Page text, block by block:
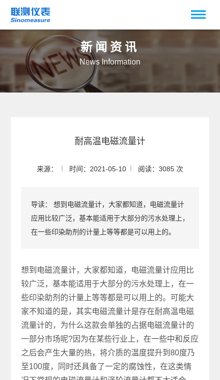
新闻资讯
News Information
耐高温电磁流量计
来源： 时间：2021-05-10 阅读：3085 次
导读：
想到电磁流量计，大家都知道，电磁流量计
应用比较广泛，基本能适用于大部分的污水处理上，
在一些印染助剂的计量上等等都是可以用上的。
想到电磁流量计，大家都知道，电磁流量计应用比
较广泛，基本能适用于大部分的污水处理上，在一
些印染助剂的计量上等等都是可以用上的。可能大
家不知道的是，其实电磁流量计是存在耐高温电磁
流量计的，为什么这款会单独的占据电磁流量计的
一部分市场呢?因为在某些行业上，在一些中和反应
之后会产生大量的热，将介质的温度提升到80度乃
至100度，同时还具备了一定的腐蚀性，在这类情